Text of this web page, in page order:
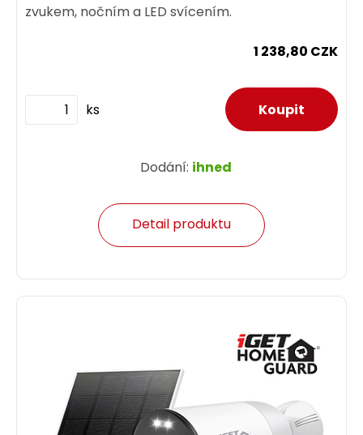
zvukem, nočním a LED svícením.
1 238,80 CZK
ks
Dodání: ihned
Detail produktu